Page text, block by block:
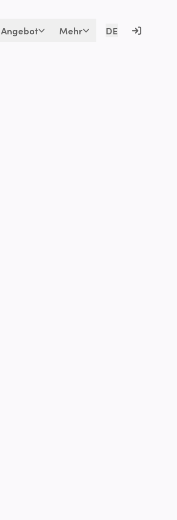
Angebot Mehr DE